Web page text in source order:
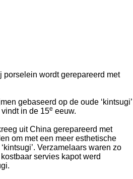
wordt gerepareerd met
gebaseerd op de oude ‘kintsugi’
vindt in de 15e eeuw.
uit China gerepareerd met
om met een meer esthetische
Verzamelaars waren zo
servies kapot werd